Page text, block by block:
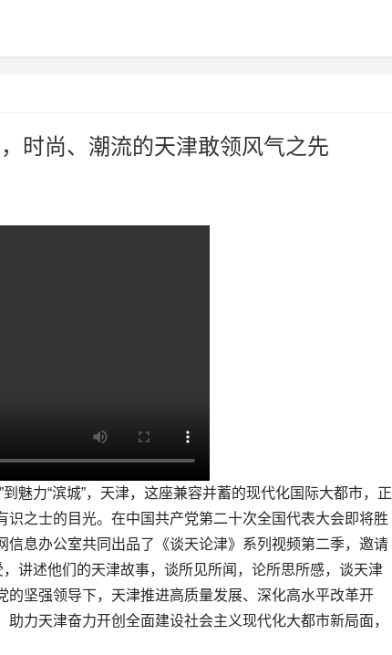
时尚、潮流的天津敢领风气之先
魅力“滨城”，天津，这座兼容并蓄的现代化国际大都市，正
之士的目光。在中国共产党第二十次全国代表大会即将胜
息办公室共同出品了《谈天论津》系列视频第二季，邀请
讲述他们的天津故事，谈所见所闻，论所思所感，谈天津
坚强领导下，天津推进高质量发展、深化高水平改革开
力天津奋力开创全面建设社会主义现代化大都市新局面，